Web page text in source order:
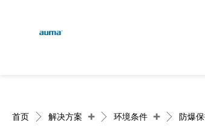
欧洲
首页 解决方案 + 环境条件 + 防爆